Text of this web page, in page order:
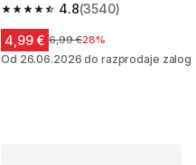
4.8
4.8 od 5 zvezdic from 3540
(3540)
4,99 € Cena pred znižanjem
6,99 €28%
Od 26.06.2026 do razprodaje zalog